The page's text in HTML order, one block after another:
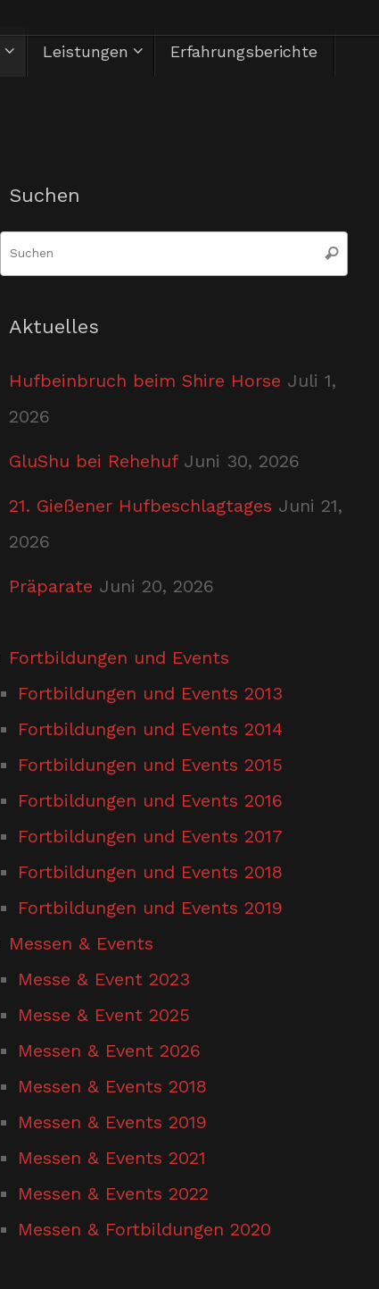
Herzlich Willkommen
Leistungen Erfahrungsberichte
Suchen
Suchen
Aktuelles
Hufbeinbruch beim Shire Horse Juli 1,
2026
GluShu bei Rehehuf Juni 30, 2026
21. Gießener Hufbeschlagtages Juni 21,
2026
Präparate Juni 20, 2026
Fortbildungen und Events
Fortbildungen und Events 2013
Fortbildungen und Events 2014
Fortbildungen und Events 2015
Fortbildungen und Events 2016
Fortbildungen und Events 2017
Fortbildungen und Events 2018
Fortbildungen und Events 2019
Messen & Events
Messe & Event 2023
Messe & Event 2025
Messen & Event 2026
Messen & Events 2018
Messen & Events 2019
Messen & Events 2021
Messen & Events 2022
Messen & Fortbildungen 2020